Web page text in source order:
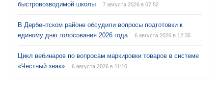
быстровозводимой школы
7 августа 2026 в 07:52
В Дербентском районе обсудили вопросы подготовки к
единому дню голосования 2026 года
6 августа 2026 в 12:35
Цикл вебинаров по вопросам маркировки товаров в системе
«Честный знак»
6 августа 2026 в 11:10